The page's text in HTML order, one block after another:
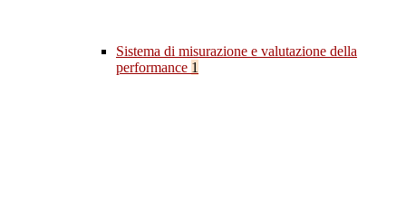
Sistema di misurazione e valutazione della
performance 1